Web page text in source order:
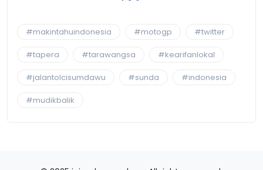
#makintahuindonesia #motogp #twitter
#tapera #tarawangsa #kearifanlokal
#jalantolcisumdawu #sunda #indonesia
#mudikbalik